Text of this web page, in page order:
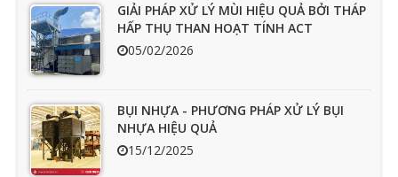
GIẢI PHÁP XỬ LÝ MÙI HIỆU QUẢ BỞI THÁP
HẤP THỤ THAN HOẠT TÍNH ACT
05/02/2026
BỤI NHỰA - PHƯƠNG PHÁP XỬ LÝ BỤI
NHỰA HIỆU QUẢ
15/12/2025